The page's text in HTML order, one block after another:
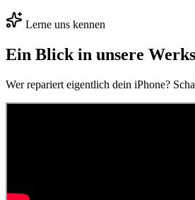
Lerne uns kennen
Ein Blick in unsere
Wer repariert eigentlich dein iPhone?